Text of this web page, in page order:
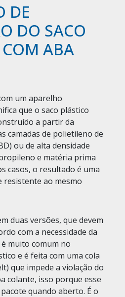
DE
DO SACO
ABA
um aparelho
que o saco plástico
a partir da
camadas de polietileno de
ou de alta densidade
e matéria prima
casos, o resultado é uma
resistente ao mesmo
duas versões, que devem
com a necessidade da
muito comum no
e é feita com uma cola
que impede a violação do
colante, isso porque esse
quando aberto. É o